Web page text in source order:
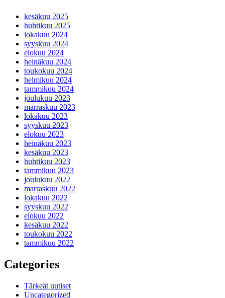
kesäkuu 2025
huhtikuu 2025
lokakuu 2024
syyskuu 2024
elokuu 2024
heinäkuu 2024
toukokuu 2024
helmikuu 2024
tammikuu 2024
joulukuu 2023
marraskuu 2023
lokakuu 2023
syyskuu 2023
elokuu 2023
heinäkuu 2023
kesäkuu 2023
huhtikuu 2023
tammikuu 2023
joulukuu 2022
marraskuu 2022
lokakuu 2022
syyskuu 2022
elokuu 2022
kesäkuu 2022
toukokuu 2022
tammikuu 2022
Categories
Tärkeät uutiset
Uncategorized